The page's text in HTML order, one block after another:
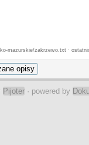
mazurskie/zakrzewo.txt ·
Pijoter · powered by